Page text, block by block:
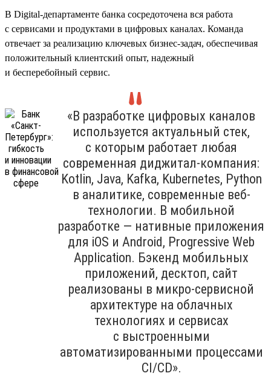
В Digital-департаменте банка сосредоточена вся работа
с сервисами и продуктами в цифровых каналах. Команда
отвечает за реализацию ключевых бизнес-задач, обеспечивая
положительный клиентский опыт, надежный
и бесперебойный сервис.
«В разработке цифровых каналов
используется актуальный стек,
с которым работает любая
современная диджитал-компания:
Kotlin, Java, Kafka, Kubernetes, Python
в аналитике, современные веб-
технологии. В мобильной
разработке — нативные приложения
для iOS и Android, Progressive Web
Application. Бэкенд мобильных
приложений, десктоп, сайт
реализованы в микро-сервисной
архитектуре на облачных
технологиях и сервисах
с выстроенными
автоматизированными процессами
CI/CD».